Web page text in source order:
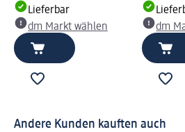
Lieferbar
dm Markt wählen
dm
Andere Kunden kauften auch